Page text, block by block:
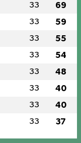
33 69
33 59
33 55
33 54
33 48
33 40
33 40
33 37